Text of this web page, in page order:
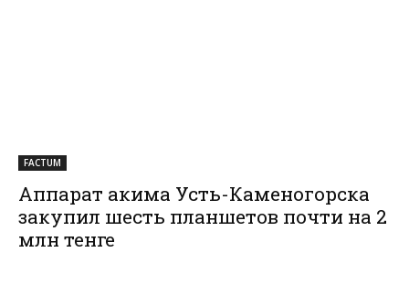
FACTUM
Аппарат акима Усть-Каменогорска
закупил шесть планшетов почти на 2
млн тенге